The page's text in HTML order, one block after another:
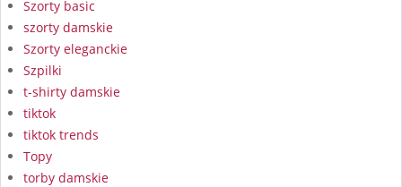
Szorty basic
szorty damskie
Szorty eleganckie
Szpilki
t-shirty damskie
tiktok
tiktok trends
Topy
torby damskie